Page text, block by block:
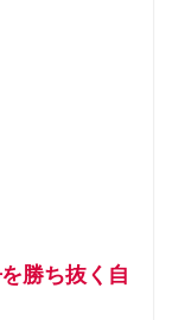
勝ち抜く自